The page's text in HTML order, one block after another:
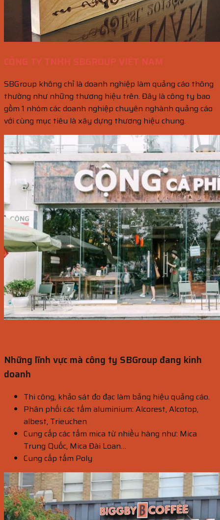
CÔNG TY TNHH SBGROUP VIỆT NAM
SBGroup không chỉ là doanh nghiệp làm quảng cáo thông
thường như những thương hiệu trên. Đây là công ty bao
gồm 1 nhóm các doanh nghiệp chuyên nghành quảng cáo
với cùng mục tiêu là xây dựng thương hiệu chung.
Những lĩnh vực mà công ty SBGroup đang kinh
doanh
Thi công, khảo sát đo đạc làm bảng hiệu quảng cáo.
Phân phối các tấm aluminium: Alcorest, Alcotop,
albest, Trieuchen
Cung cấp các tấm mica từ nhiều hàng như: Mica
Trung Quốc, Mica Đài Loan…
Cung cấp tấm Poly